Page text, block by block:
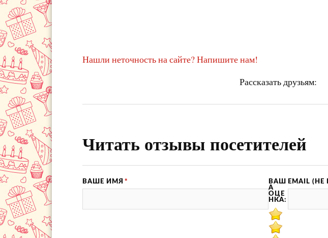
Нашли неточность на сайте? Напишите нам!
Рассказать друзьям:
Читать отзывы посетителей
ВАШЕ ИМЯ * EMAIL
ВАШ
А
ОЦЕ
НКА: